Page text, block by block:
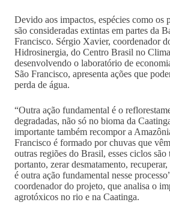
Devido aos impactos, espécies como os
são consideradas extintas em partes da
Francisco. Sérgio Xavier, coordenador
Hidrosinergia, do Centro Brasil no
desenvolvendo o laboratório de
São Francisco, apresenta ações que
perda de água.
“Outra ação fundamental é o
degradadas, não só no bioma da
importante também recompor a
Francisco é formado por chuvas que
outras regiões do Brasil, esses ciclos
portanto, zerar desmatamento,
é outra ação fundamental nesse
coordenador do projeto, que analisa o
agrotóxicos no rio e na Caatinga.